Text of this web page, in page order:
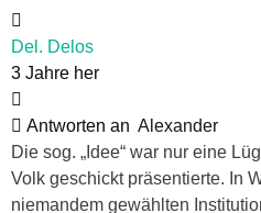
Del. Delos
3 Jahre her
Antworten an Alexander
Die sog. „Idee“ war nur eine
Volk geschickt präsentierte. In
niemandem gewählten